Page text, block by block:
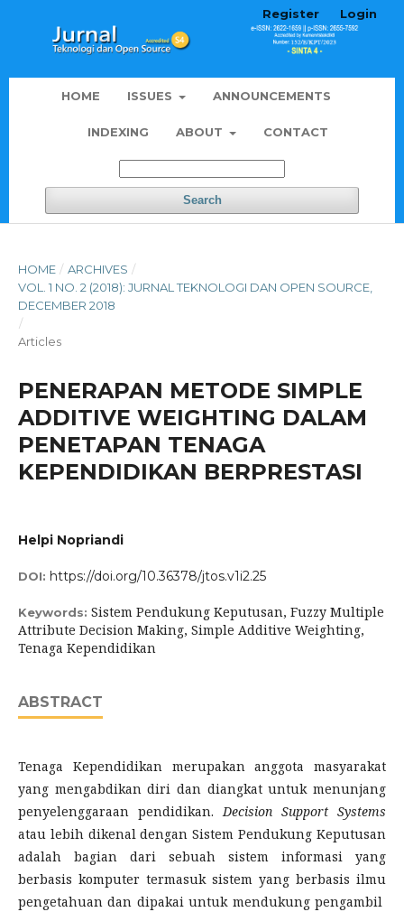
HOME ISSUES ANNOUNCEMENTS
INDEXING ABOUT CONTACT
Search
Register Login
HOME / ARCHIVES /
VOL. 1 NO. 2 (2018): JURNAL TEKNOLOGI DAN OPEN SOURCE,
DECEMBER 2018
/
Articles
PENERAPAN METODE SIMPLE
ADDITIVE WEIGHTING DALAM
PENETAPAN TENAGA
KEPENDIDIKAN BERPRESTASI
Helpi Nopriandi
DOI: https://doi.org/10.36378/jtos.v1i2.25
Keywords: Sistem Pendukung Keputusan, Fuzzy Multiple
Attribute Decision Making, Simple Additive Weighting,
Tenaga Kependidikan
ABSTRACT
Tenaga Kependidikan merupakan anggota masyarakat
yang mengabdikan diri dan diangkat untuk menunjang
penyelenggaraan pendidikan.Decision Support Systems
atau lebih dikenal dengan Sistem Pendukung Keputusan
adalah bagian dari sebuah sistem informasi yang
berbasis komputer termasuk sistem yang berbasis ilmu
pengetahuan dan dipakai untuk mendukung pengambil